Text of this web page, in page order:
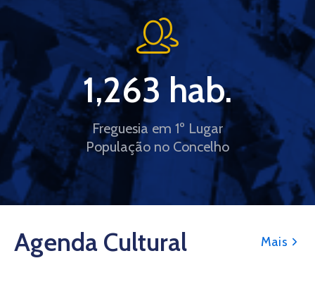
Freguesia em 1º Lugar
População no Concelho
1,263 hab.
Agenda Cultural Mais